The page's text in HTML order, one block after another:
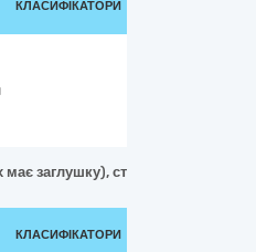
КЛАСИФІКАТОРИ
заглушку), стерильні,
КЛАСИФІКАТОРИ